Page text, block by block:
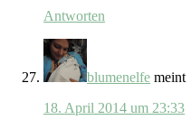
Antworten
blumenelfe meint
18. April 2014 um 23:33